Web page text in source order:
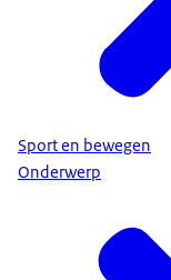
Sport en bewegen
Onderwerp